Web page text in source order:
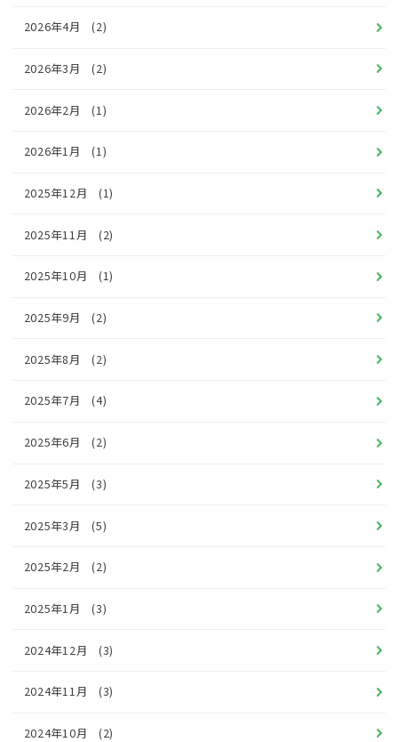
2026年4月 (2)
2026年3月 (2)
2026年2月 (1)
2026年1月 (1)
2025年12月 (1)
2025年11月 (2)
2025年10月 (1)
2025年9月 (2)
2025年8月 (2)
2025年7月 (4)
2025年6月 (2)
2025年5月 (3)
2025年3月 (5)
2025年2月 (2)
2025年1月 (3)
2024年12月 (3)
2024年11月 (3)
2024年10月 (2)